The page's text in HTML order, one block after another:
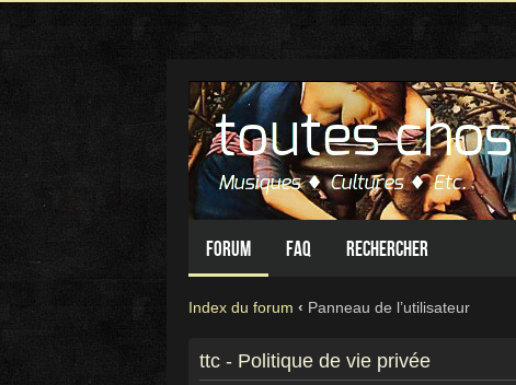
Forum FAQ Rechercher
Index du forum ‹ Panneau de l’utilisateur
ttc - Politique de vie privée